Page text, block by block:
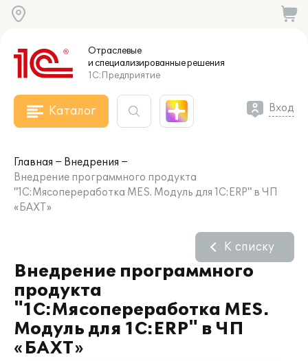
Отраслевые
и специализированныерешения
1С:Предприятие
Каталог Вход
Главная
Внедрения
Внедрение программного продукта
"1С:Мясопереработка MES. Модуль для 1С:ERP" в ЧП
«БАХТ»
Внедрение программного
продукта
"1С:Мясопереработка MES.
Модуль для 1С:ERP" в ЧП
«БАХТ»
К списку